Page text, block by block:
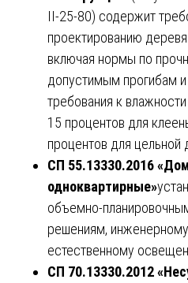
II-25-80) содержит
проектированию
включая нормы по
допустимым прогибам
требования к
15 процентов для
процентов для цельной
СП 55.13330.2016
одноквартирные»
объемно-
решениям,
естественному
СП 70.13330.2012